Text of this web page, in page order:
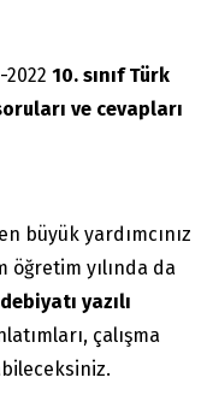
2022 10. sınıf Türk
ve cevapları
büyük yardımcınız
öğretim yılında da
yazılı
çalışma